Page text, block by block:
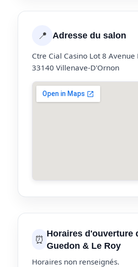
📍 Adresse du salon
Ctre Cial Casino Lot 8 Avenue
33140 Villenave-D'Ornon
⏰ Horaires d'ouverture
Guedon & Le Roy
Horaires non renseignés.